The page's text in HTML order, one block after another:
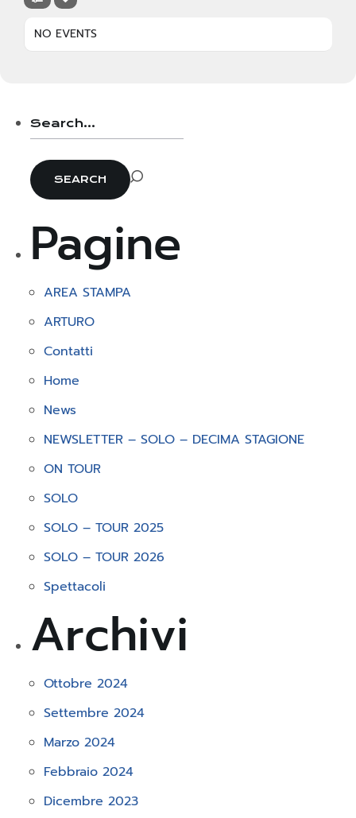
NO EVENTS
Pagine
AREA STAMPA
ARTURO
Contatti
Home
News
NEWSLETTER – SOLO – DECIMA STAGIONE
ON TOUR
SOLO
SOLO – TOUR 2025
SOLO – TOUR 2026
Spettacoli
Archivi
Ottobre 2024
Settembre 2024
Marzo 2024
Febbraio 2024
Dicembre 2023